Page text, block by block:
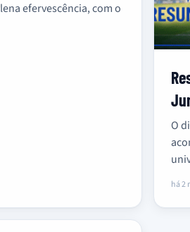
efervescência, com o
O
há 2